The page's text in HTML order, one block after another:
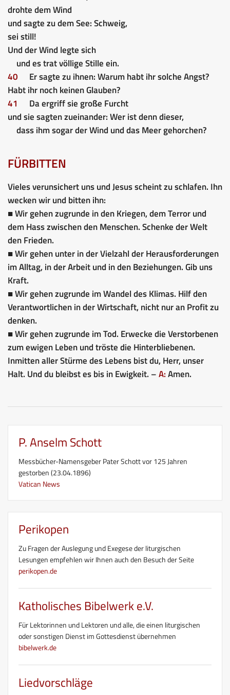
drohte dem Wind
und sagte zu dem See: Schweig,
sei still!
Und der Wind legte sich
und es trat völlige Stille ein.
40
Er sagte zu ihnen: Warum habt ihr solche Angst?
Habt ihr noch keinen Glauben?
41
Da ergriff sie große Furcht
und sie sagten zueinander: Wer ist denn dieser,
dass ihm sogar der Wind und das Meer gehorchen?
FÜRBITTEN
Vieles verunsichert uns und Jesus scheint zu schlafen. Ihn
wecken wir und bitten ihn:
■ Wir gehen zugrunde in den Kriegen, dem Terror und
dem Hass zwischen den Menschen. Schenke der Welt
den Frieden.
■ Wir gehen unter in der Vielzahl der Herausforderungen
im Alltag, in der Arbeit und in den Beziehungen. Gib uns
Kraft.
■ Wir gehen zugrunde im Wandel des Klimas. Hilf den
Verantwortlichen in der Wirtschaft, nicht nur an Profit zu
denken.
■ Wir gehen zugrunde im Tod. Erwecke die Verstorbenen
zum ewigen Leben und tröste die Hinterbliebenen.
Inmitten aller Stürme des Lebens bist du, Herr, unser
Halt. Und du bleibst es bis in Ewigkeit. –A:Amen.
P. Anselm Schott
Messbücher-Namensgeber Pater Schott vor 125 Jahren
gestorben (23.04.1896)
Vatican News
Perikopen
Zu Fragen der Auslegung und Exegese der liturgischen
Lesungen empfehlen wir Ihnen auch den Besuch der Seite
perikopen.de
Katholisches Bibelwerk e.V.
Für Lektorinnen und Lektoren und alle, die einen liturgischen
oder sonstigen Dienst im Gottesdienst übernehmen
bibelwerk.de
Liedvorschläge